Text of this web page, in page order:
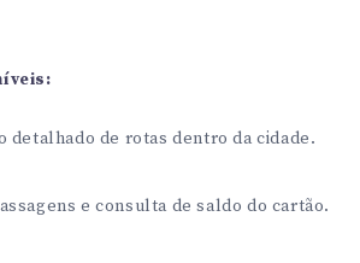
detalhado de rotas dentro da cidade.
e consulta de saldo do cartão.